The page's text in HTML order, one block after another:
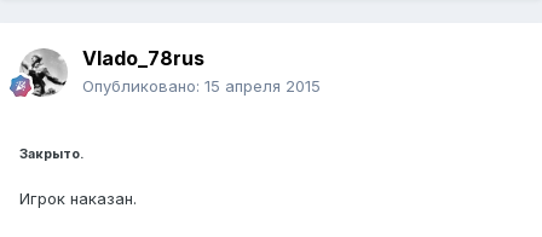
Vlado_78rus
Опубликовано: 15 апреля 2015
Закрыто.
Игрок наказан.